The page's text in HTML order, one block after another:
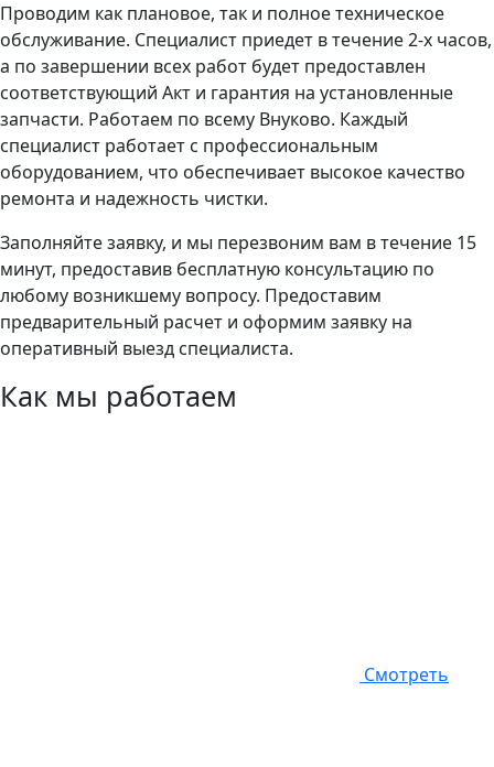
Проводим как плановое, так и полное техническое
обслуживание. Специалист приедет в течение 2-х часов,
а по завершении всех работ будет предоставлен
соответствующий Акт и гарантия на установленные
запчасти. Работаем по всему Внуково. Каждый
специалист работает с профессиональным
оборудованием, что обеспечивает высокое качество
ремонта и надежность чистки.
Заполняйте заявку, и мы перезвоним вам в течение 15
минут, предоставив бесплатную консультацию по
любому возникшему вопросу. Предоставим
предварительный расчет и оформим заявку на
оперативный выезд специалиста.
Как мы работаем
Смотреть